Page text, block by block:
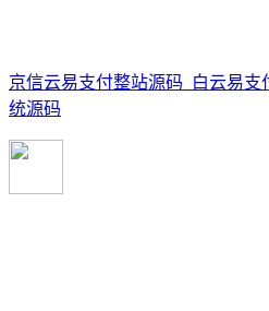
京信云易支付整站源码_白云易
统源码